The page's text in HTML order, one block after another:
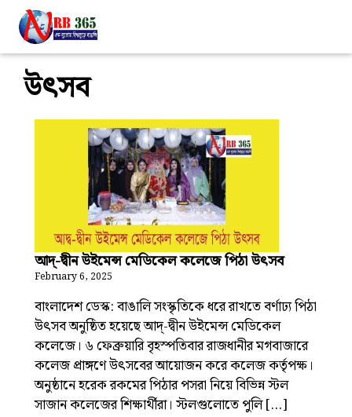
উৎসব
আদ্-দ্বীন উইমেন্স মেডিকেল কলেজে পিঠা উৎসব
February 6, 2025
বাংলাদেশ ডেস্ক: বাঙালি সংস্কৃতিকে ধরে রাখতে বর্ণাঢ্য পিঠা
উৎসব অনুষ্ঠিত হয়েছে আদ্-দ্বীন উইমেন্স মেডিকেল
কলেজে। ৬ ফেব্রুয়ারি বৃহস্পতিবার রাজধানীর মগবাজারে
কলেজ প্রাঙ্গণে উৎসবের আয়োজন করে কলেজ কর্তৃপক্ষ।
অনুষ্ঠানে হরেক রকমের পিঠার পসরা নিয়ে বিভিন্ন স্টল
সাজান কলেজের শিক্ষার্থীরা। স্টলগুলোতে পুলি […]